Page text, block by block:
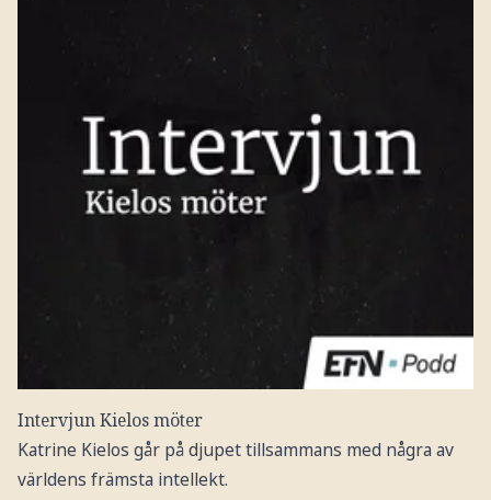
Intervjun Kielos möter
Katrine Kielos går på djupet tillsammans med några av
världens främsta intellekt.